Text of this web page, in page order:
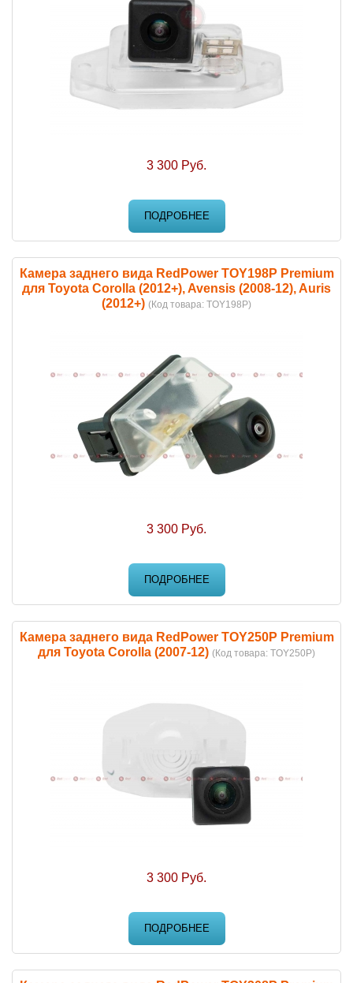
3 300 Руб.
ПОДРОБНЕЕ
Камера заднего вида RedPower TOY198P Premium
для Toyota Corolla (2012+), Avensis (2008-12), Auris
(2012+) (Код товара: TOY198P)
3 300 Руб.
ПОДРОБНЕЕ
Камера заднего вида RedPower TOY250P Premium
для Toyota Corolla (2007-12) (Код товара: TOY250P)
3 300 Руб.
ПОДРОБНЕЕ